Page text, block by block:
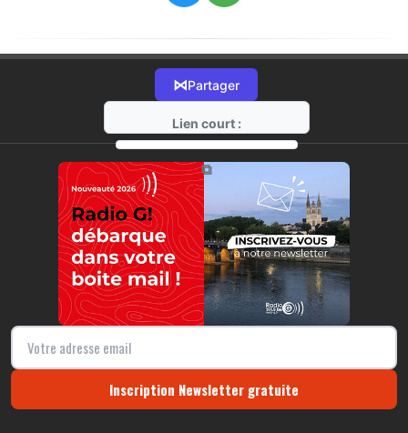
⋈Partager
Lien court :
https://radio-g.fr?12886
⧉
Inscription Newsletter gratuite